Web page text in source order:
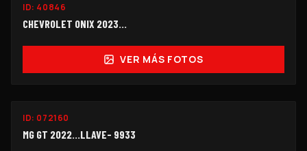
ID: 40846
CHEVROLET ONIX 2023...
VER MÁS FOTOS
ID: 072160
MG GT 2022...LLAVE- 9933